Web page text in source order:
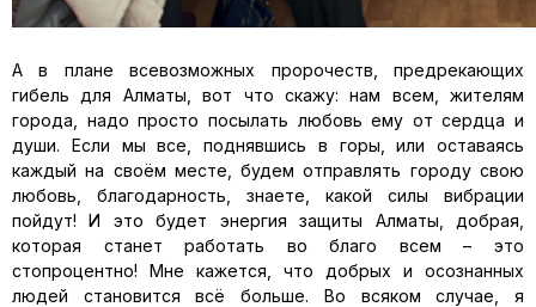
А в плане всевозможных пророчеств, предрекающих
гибель для Алматы, вот что скажу: нам всем, жителям
города, надо просто посылать любовь ему от сердца и
души. Если мы все, поднявшись в горы, или оставаясь
каждый на своём месте, будем отправлять городу свою
любовь, благодарность, знаете, какой силы вибрации
пойдут! И это будет энергия защиты Алматы, добрая,
которая станет работать во благо всем – это
стопроцентно! Мне кажется, что добрых и осознанных
людей становится всё больше. Во всяком случае, я